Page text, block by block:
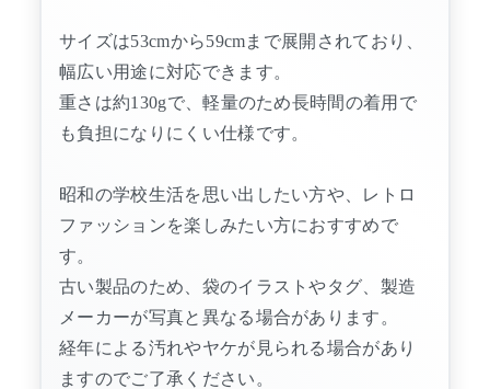
サイズは53cmから59cmまで展開されており、
幅広い用途に対応できます。
重さは約130gで、軽量のため長時間の着用で
も負担になりにくい仕様です。
昭和の学校生活を思い出したい方や、レトロ
ファッションを楽しみたい方におすすめで
す。
古い製品のため、袋のイラストやタグ、製造
メーカーが写真と異なる場合があります。
経年による汚れやヤケが見られる場合があり
ますのでご了承ください。